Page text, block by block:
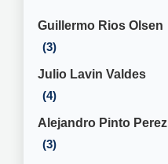
Guillermo Rios Olsen
3
Julio Lavin Valdes
4
Alejandro Pinto Perez
3